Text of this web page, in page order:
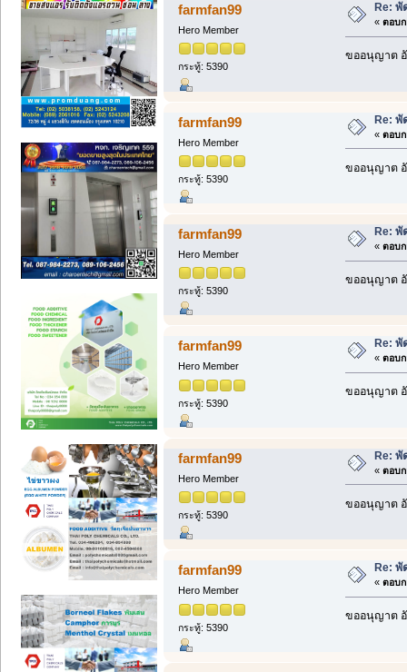
farmfan99
Hero Member
กระทู้: 5390
Re: พั
« ตอบก
ขออนุญาต
farmfan99
Hero Member
กระทู้: 5390
Re: พั
« ตอบก
ขออนุญาต
farmfan99
Hero Member
กระทู้: 5390
Re: พั
« ตอบก
ขออนุญาต
farmfan99
Hero Member
กระทู้: 5390
Re: พั
« ตอบก
ขออนุญาต
farmfan99
Hero Member
กระทู้: 5390
Re: พั
« ตอบก
ขออนุญาต
farmfan99
Hero Member
กระทู้: 5390
Re: พั
« ตอบก
ขออนุญาต